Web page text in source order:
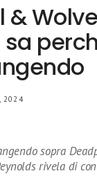
&
2024
sopra
rivela di